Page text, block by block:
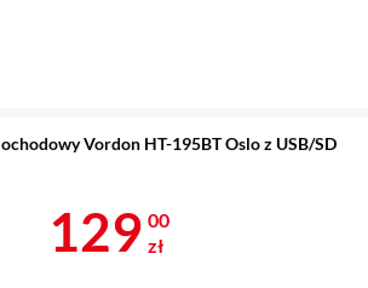
Vordon HT-195BT Oslo z USB/SD
Cena 129 zł
129 00
zł